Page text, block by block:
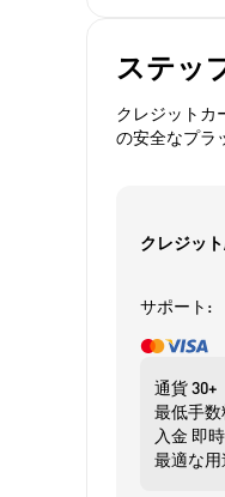
ステッ
クレジットカ
の安全なプラ
クレジッ
サポート:
通貨30+
最低手数
入金 即時
最適な用